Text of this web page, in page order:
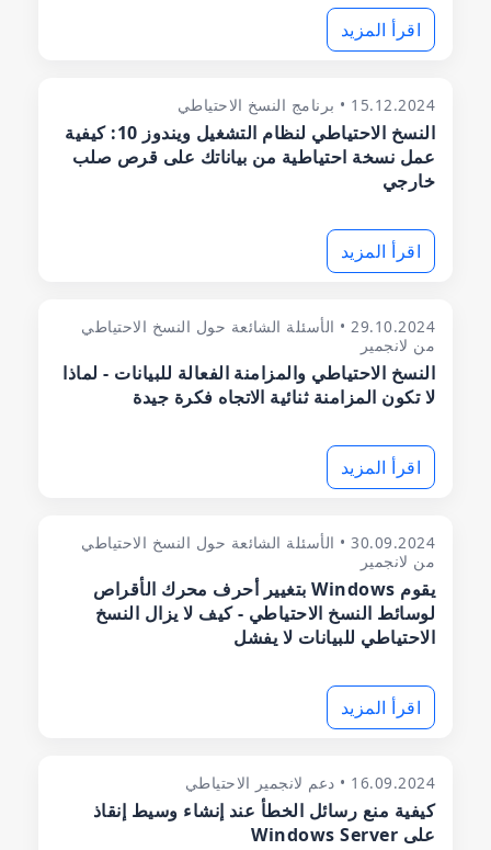
اقرأ المزيد
15.12.2024 • برنامج النسخ الاحتياطي
النسخ الاحتياطي لنظام التشغيل ويندوز 10: كيفية
عمل نسخة احتياطية من بياناتك على قرص صلب
خارجي
اقرأ المزيد
29.10.2024 • الأسئلة الشائعة حول النسخ الاحتياطي
من لانجمير
النسخ الاحتياطي والمزامنة الفعالة للبيانات - لماذا
لا تكون المزامنة ثنائية الاتجاه فكرة جيدة
اقرأ المزيد
30.09.2024 • الأسئلة الشائعة حول النسخ الاحتياطي
من لانجمير
يقوم Windows بتغيير أحرف محرك الأقراص
لوسائط النسخ الاحتياطي - كيف لا يزال النسخ
الاحتياطي للبيانات لا يفشل
اقرأ المزيد
16.09.2024 • دعم لانجمير الاحتياطي
كيفية منع رسائل الخطأ عند إنشاء وسيط إنقاذ
على Windows Server